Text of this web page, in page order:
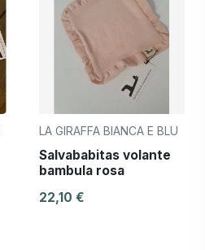
LA GIRAFFA BIANCA E BLU
Salvababitas volante
bambula rosa
22,10 €